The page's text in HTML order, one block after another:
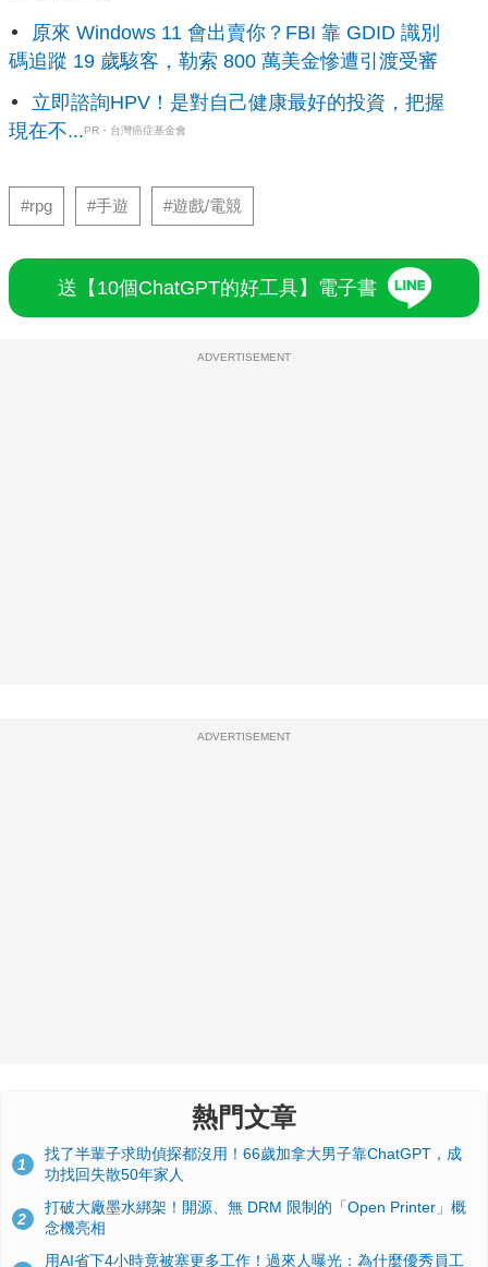
原來 Windows 11 會出賣你？FBI 靠 GDID 識別
碼追蹤 19 歲駭客，勒索 800 萬美金慘遭引渡受審
立即諮詢HPV！是對自己健康最好的投資，把握
現在不... PR・台灣癌症基金會
#rpg #手遊 #遊戲/電競
送【10個ChatGPT的好工具】電子書
ADVERTISEMENT
ADVERTISEMENT
熱門文章
1
找了半輩子求助偵探都沒用！66歲加拿大男子靠ChatGPT，成
功找回失散50年家人
2
打破大廠墨水綁架！開源、無 DRM 限制的「Open Printer」概
念機亮相
用AI省下4小時竟被塞更多工作！過來人曝光：為什麼優秀員工